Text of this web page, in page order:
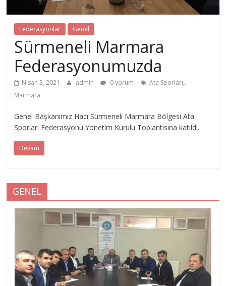
Federasyonlar Genel
Sürmeneli Marmara
Federasyonumuzda
Nisan 3, 2021 admin 0 yorum Ata Sporları,
Marmara
Genel Başkanımız Hacı Sürmeneli Marmara Bölgesi Ata
Sporları Federasyonu Yönetim Kurulu Toplantısına katıldı.
Devam
GENEL